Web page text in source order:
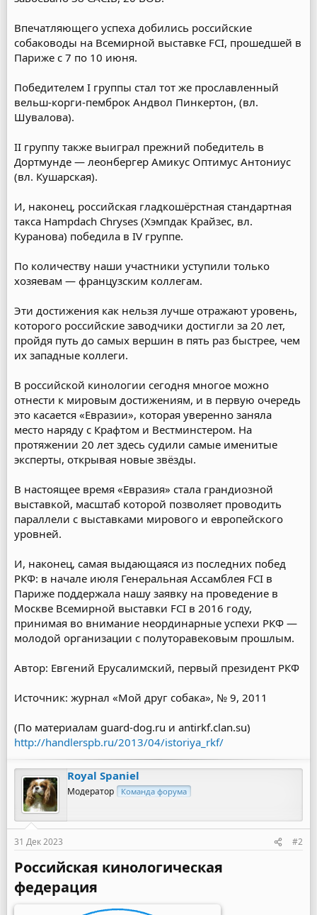
Впечатляющего успеха добились российские
собаководы на Всемирной выставке FCI, прошедшей в
Париже с 7 по 10 июня.
Победителем I группы стал тот же прославленный
вельш-корги-пемброк Андвол Пинкертон, (вл.
Шувалова).
II группу также выиграл прежний победитель в
Дортмунде — леонбергер Амикус Оптимус Антониус
(вл. Кушарская).
И, наконец, российская гладкошёрстная стандартная
такса Hampdach Chryses (Хэмпдак Крайзес, вл.
Куранова) победила в IV группе.
По количеству наши участники уступили только
хозяевам — французским коллегам.
Эти достижения как нельзя лучше отражают уровень,
которого российские заводчики достигли за 20 лет,
пройдя путь до самых вершин в пять раз быстрее, чем
их западные коллеги.
В российской кинологии сегодня многое можно
отнести к мировым достижениям, и в первую очередь
это касается «Евразии», которая уверенно заняла
место наряду с Крафтом и Вестминстером. На
протяжении 20 лет здесь судили самые именитые
эксперты, открывая новые звёзды.
В настоящее время «Евразия» стала грандиозной
выставкой, масштаб которой позволяет проводить
параллели с выставками мирового и европейского
уровней.
И, наконец, самая выдающаяся из последних побед
РКФ: в начале июля Генеральная Ассамблея FCI в
Париже поддержала нашу заявку на проведение в
Москве Всемирной выставки FCI в 2016 году,
принимая во внимание неординарные успехи РКФ —
молодой организации с полуторавековым прошлым.
Автор: Евгений Ерусалимский, первый президент РКФ
Источник: журнал «Мой друг собака», № 9, 2011
(По материалам guard-dog.ru и antirkf.clan.su)
http://handlerspb.ru/2013/04/istoriya_rkf/
Royal Spaniel
Модератор Команда форума
31 Дек 2023 #2
Российская кинологическая
федерация​